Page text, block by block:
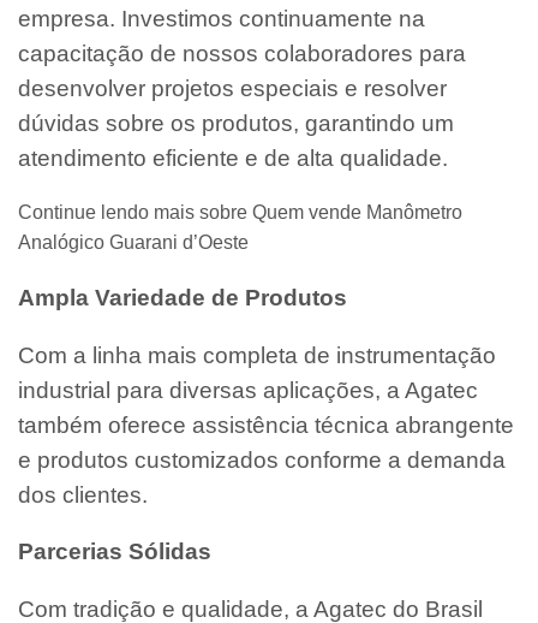
empresa. Investimos continuamente na
capacitação de nossos colaboradores para
desenvolver projetos especiais e resolver
dúvidas sobre os produtos, garantindo um
atendimento eficiente e de alta qualidade.
Continue lendo mais sobre Quem vende Manômetro
Analógico Guarani d’Oeste
Ampla Variedade de Produtos
Com a linha mais completa de instrumentação
industrial para diversas aplicações, a Agatec
também oferece assistência técnica abrangente
e produtos customizados conforme a demanda
dos clientes.
Parcerias Sólidas
Com tradição e qualidade, a Agatec do Brasil